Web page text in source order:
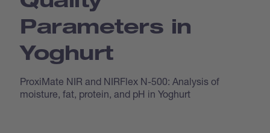
Parameters in
Yoghurt
ProxiMate NIR and NIRFlex N-500: Analysis of
moisture, fat, protein, and pH in Yoghurt